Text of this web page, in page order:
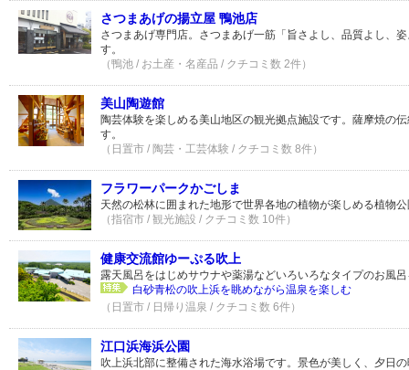
さつまあげの揚立屋 鴨池店
さつまあげ専門店。さつまあげ一筋「旨さよし、品質よし、
す。
（鴨池 / お土産・名産品 / クチコミ数 2件）
美山陶遊館
陶芸体験を楽しめる美山地区の観光拠点施設です。薩摩焼の
す。
（日置市 / 陶芸・工芸体験 / クチコミ数 8件）
フラワーパークかごしま
天然の松林に囲まれた地形で世界各地の植物が楽しめる植物
（指宿市 / 観光施設 / クチコミ数 10件）
健康交流館ゆーぷる吹上
露天風呂をはじめサウナや薬湯などいろいろなタイプのお風
白砂青松の吹上浜を眺めながら温泉を楽しむ
（日置市 / 日帰り温泉 / クチコミ数 6件）
江口浜海浜公園
吹上浜北部に整備された海水浴場です。景色が美しく、夕日